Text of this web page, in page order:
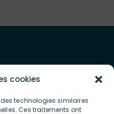
cookies
technologies similaires
Ces traitements ont
INNOV8 GROUP